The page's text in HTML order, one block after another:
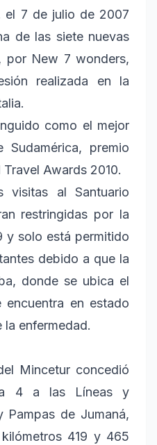
el 7 de julio de 2007
de las siete nuevas
por New 7 wonders,
realizada en la
como el mejor
premio
Awards 2010.
visitas al Santuario
restringidas por la
y solo está permitido
debido a que la
donde se ubica el
en estado
la enfermedad.
Mincetur concedió
4 a las Líneas y
Pampas de Jumaná,
419 y 465